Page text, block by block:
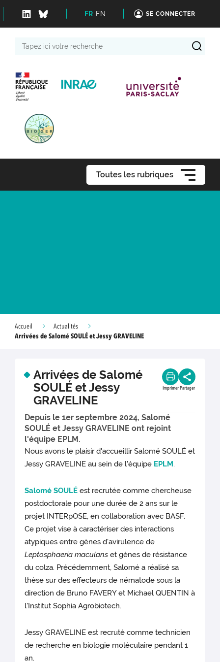
FR EN SE CONNECTER
Toutes les rubriques
Accueil
Actualités
Arrivées de Salomé SOULÉ et Jessy GRAVELINE
Arrivées de Salomé
SOULÉ et Jessy
GRAVELINE
Imprimer Partager
Depuis le 1er septembre 2024, Salomé
SOULÉ et Jessy GRAVELINE ont rejoint
l'équipe EPLM.
Nous avons le plaisir d'accueillir Salomé SOULÉ et
Jessy GRAVELINE au sein de l'équipe EPLM.
Salomé SOULÉ est recrutée comme chercheuse
postdoctorale pour une durée de 2 ans sur le
projet INTERpOSE, en collaboration avec BASF.
Ce projet vise à caractériser des interactions
atypiques entre gènes d'avirulence de
Leptosphaeria maculans et gènes de résistance
du colza. Précédemment, Salomé a réalisé sa
thèse sur des effecteurs de nématode sous la
direction de Bruno FAVERY et Michael QUENTIN à
l'Institut Sophia Agrobiotech.
Jessy GRAVELINE est recruté comme technicien
de recherche en biologie moléculaire pendant 1
an.